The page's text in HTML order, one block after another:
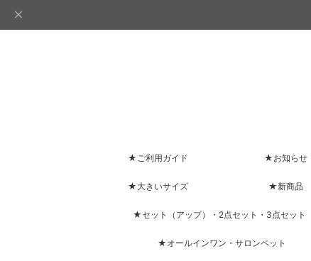
★ご利用ガイド ★お知らせ
★大きいサイズ ★新商品
★セット（アップ）・2点セット・3点セット
★オールインワン・サロンペット